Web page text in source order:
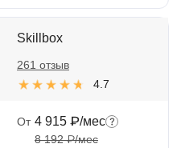
Skillbox
4.7
261 отзыв
От 4 915 ₽/мес
8 192 ₽/мес